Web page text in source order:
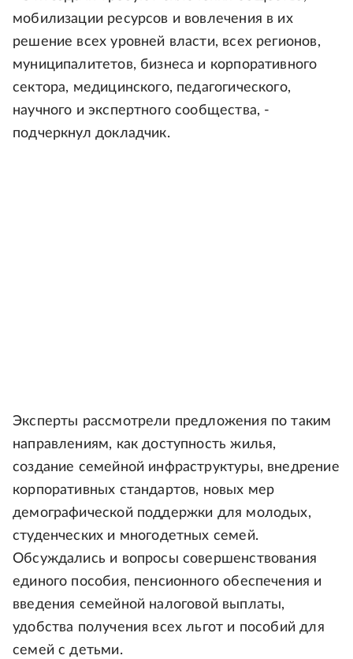
мобилизации ресурсов и вовлечения в их
решение всех уровней власти, всех регионов,
муниципалитетов, бизнеса и корпоративного
сектора, медицинского, педагогического,
научного и экспертного сообщества, -
подчеркнул докладчик.
Эксперты рассмотрели предложения по таким
направлениям, как доступность жилья,
создание семейной инфраструктуры, внедрение
корпоративных стандартов, новых мер
демографической поддержки для молодых,
студенческих и многодетных семей.
Обсуждались и вопросы совершенствования
единого пособия, пенсионного обеспечения и
введения семейной налоговой выплаты,
удобства получения всех льгот и пособий для
семей с детьми.